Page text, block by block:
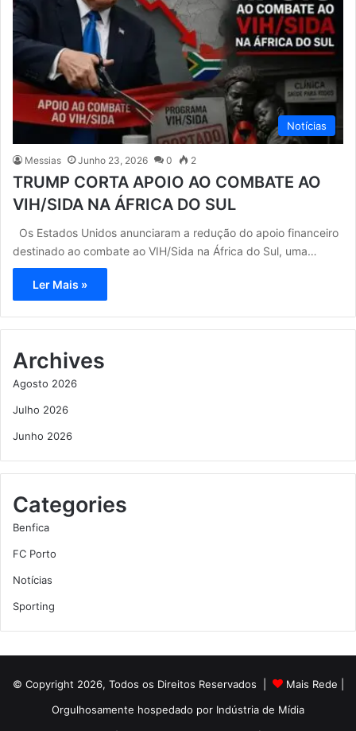
Notícias
Messias Junho 23, 2026 0 2
TRUMP CORTA APOIO AO COMBATE AO
VIH/SIDA NA ÁFRICA DO SUL
Os Estados Unidos anunciaram a redução do apoio financeiro
destinado ao combate ao VIH/Sida na África do Sul, uma…
Ler Mais »
Archives
Agosto 2026
Julho 2026
Junho 2026
Categories
Benfica
FC Porto
Notícias
Sporting
© Copyright 2026, Todos os Direitos Reservados | Mais Rede
Orgulhosamente hospedado por Indústria de Mídia